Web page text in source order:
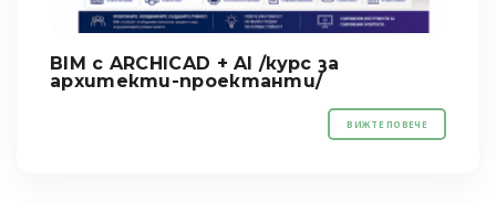
BIM с ARCHICAD + AI /курс за
архитекти-проектанти/
ВИЖТЕ ПОВЕЧЕ